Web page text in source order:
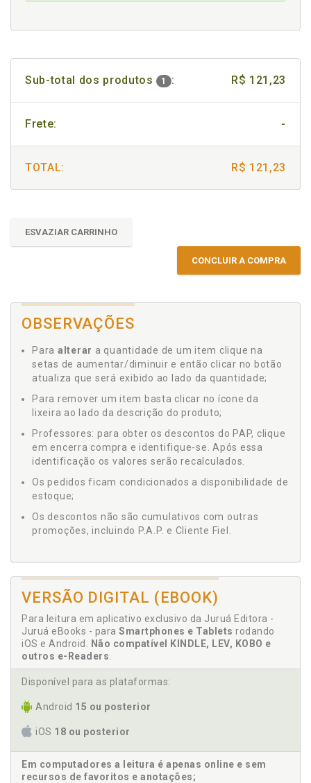
Sub-total dos produtos 1 : R$ 121,23
Frete: -
TOTAL: R$ 121,23
ESVAZIAR CARRINHO
CONCLUIR A COMPRA
OBSERVAÇÕES
Para alterar a quantidade de um item clique na
setas de aumentar/diminuir e então clicar no botão
atualiza que será exibido ao lado da quantidade;
Para remover um item basta clicar no ícone da
lixeira ao lado da descrição do produto;
Professores: para obter os descontos do PAP, clique
em encerra compra e identifique-se. Após essa
identificação os valores serão recalculados.
Os pedidos ficam condicionados a disponibilidade de
estoque;
Os descontos não são cumulativos com outras
promoções, incluindo P.A.P. e Cliente Fiel.
VERSÃO DIGITAL (EBOOK)
Para leitura em aplicativo exclusivo da Juruá Editora -
Juruá eBooks - para Smartphones e Tablets rodando
iOS e Android.
Não compatível KINDLE, LEV, KOBO e
outros e-Readers
Disponível para as plataformas:
Android 15 ou posterior
iOS 18 ou posterior
Em computadores a leitura é apenas online e sem
recursos de favoritos e anotações;